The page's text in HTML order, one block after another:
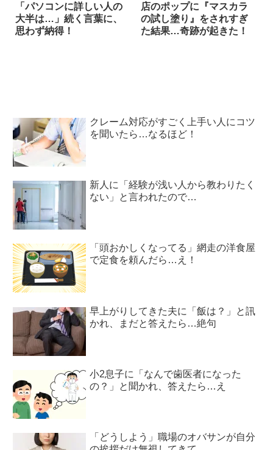
「パソコンに詳しい人の
大半は…」続く言葉に、
思わず納得！
店のポップに『マスカラ
の試し塗り』をされすぎ
た結果…奇跡が起きた！
クレーム対応がすごく上手い人にコツ
を聞いたら…なるほど！
新人に「経験が浅い人から教わりたく
ない」と言われたので…
「頭おかしくなってる」網走の洋食屋
で定食を頼んだら…え！
早上がりしてきた夫に「飯は？」と訊
かれ、まだと答えたら…絶句
小2息子に「なんで歯医者になった
の？」と聞かれ、答えたら…え
「どうしよう」職場のオバサンが自分